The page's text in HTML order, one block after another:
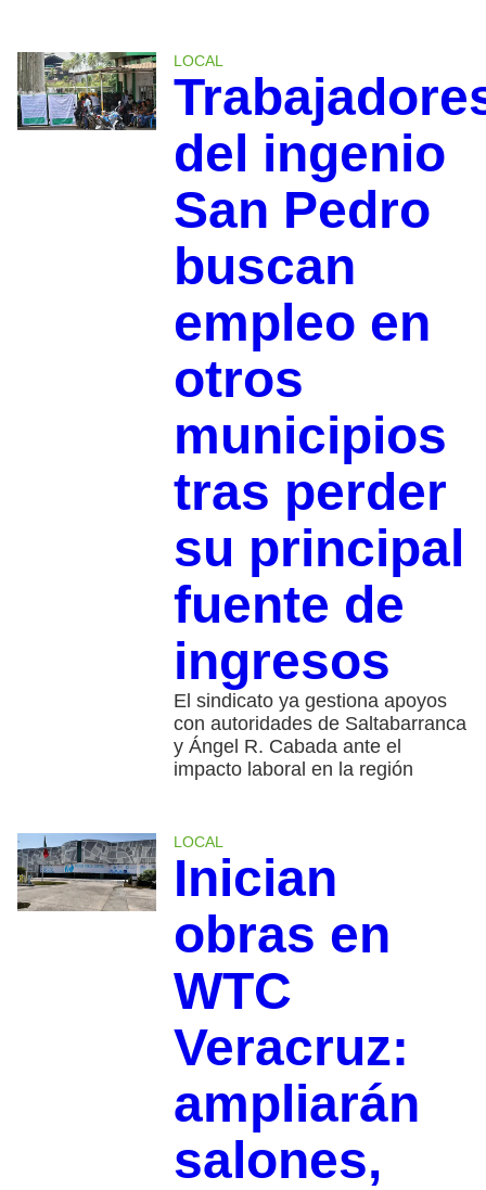
LOCAL
del ingenio
San Pedro
buscan
empleo en
otros
municipios
tras perder
su principal
fuente de
ingresos
El sindicato ya gestiona apoyos
con autoridades de Saltabarranca
y Ángel R. Cabada ante el
impacto laboral en la región
LOCAL
Inician
obras en
WTC
Veracruz:
ampliarán
salones,